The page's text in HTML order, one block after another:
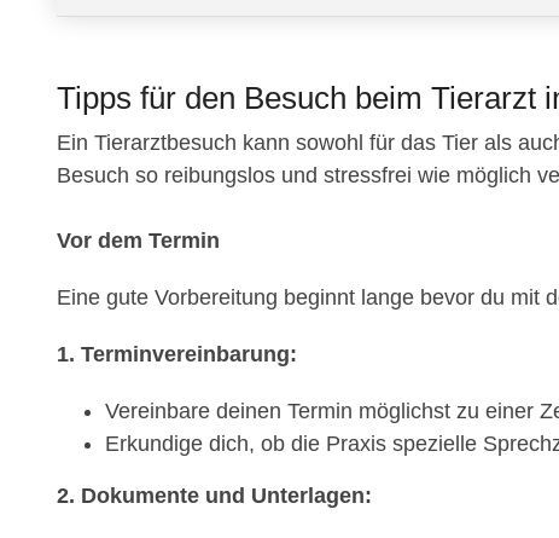
Tipps für den Besuch beim Tierarzt
Ein Tierarztbesuch kann sowohl für das Tier als
Besuch so reibungslos und stressfrei wie möglich
Vor dem Termin
Eine gute Vorbereitung beginnt lange bevor du mit
1. Terminvereinbarung:
Vereinbare deinen Termin möglichst zu einer
Erkundige dich, ob die Praxis spezielle
2. Dokumente und Unterlagen: